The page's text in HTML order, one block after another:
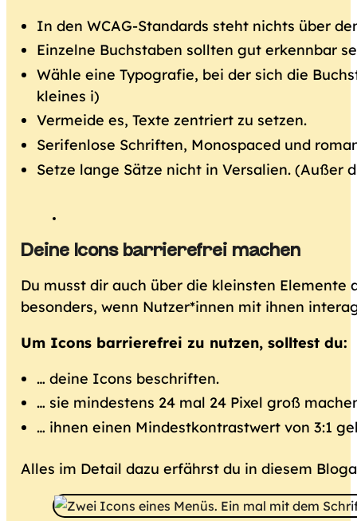
In den WCAG-Standards steht nichts über
Einzelne Buchstaben sollten gut erkennbar
Wähle eine Typografie, bei der sich die
kleines i)
Vermeide es, Texte zentriert zu setzen.
Serifenlose Schriften, Monospaced und
Setze lange Sätze nicht in Versalien. (Außer
Deine Icons barrierefrei machen
Du musst dir auch über die kleinsten
besonders, wenn Nutzer*innen mit ihnen
Um Icons barrierefrei zu nutzen, solltest du:
… deine Icons beschriften.
… sie mindestens 24 mal 24 Pixel groß
… ihnen einen Mindestkontrastwert von 3:1
Alles im Detail dazu erfährst du in diesem